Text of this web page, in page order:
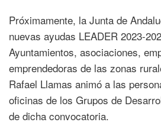
Próximamente, la Junta de
nuevas ayudas LEADER 2023-
Ayuntamientos, asociaciones,
emprendedoras de las zonas
Rafael Llamas animó a las
oficinas de los Grupos de
de dicha convocatoria.